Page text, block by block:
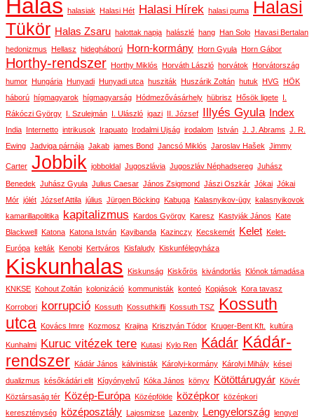
Halas halasiak Halasi Hét Halasi Hírek halasi puma
Halasi
Tükör Halas Zsaru halottak napja halászlé hang Han Solo Havasi Bertalan
hedonizmus Hellasz hidegháború Horn-kormány Horn Gyula Horn Gábor
Horthy-rendszer Horthy Miklós Horváth László horvátok Horvátország
humor Hungária Hunyadi Hunyadi utca husziták Huszárik Zoltán hutuk HVG HÖK
háború hígmagyarok hígmagyarság Hódmezővásárhely hübrisz Hősök ligete I.
Rákóczi György I. Szulejmán I. Ulászló igazi II. József Illyés Gyula Index
India Internetto intrikusok Irapuato Irodalmi Ujság irodalom István J. J. Abrams J. R.
Ewing Jadviga párnája Jakab james Bond Jancsó Miklós Jaroslav Hašek Jimmy
Carter Jobbik jobboldal Jugoszlávia Jugoszláv Néphadsereg Juhász
Benedek Juhász Gyula Julius Caesar János Zsigmond Jászi Oszkár Jókai Jókai
Mór jólét József Attila július Jürgen Böcking Kabuga Kalasnyikov-ügy kalasnyikovok
kamarillapolitika kapitalizmus Kardos György Karesz Kastyják János Kate
Blackwell Katona Katona István Kayibanda Kazinczy Kecskemét Kelet Kelet-
Európa kelták Kenobi Kertváros Kisfaludy Kiskunfélegyháza
Kiskunhalas Kiskunság Kiskőrös kivándorlás Klónok támadása
KNKSE Kohout Zoltán kolonizáció kommunisták konteó Kopjások Kora tavasz
Korrobori korrupció Kossuth Kossuthkifli Kossuth TSZ Kossuth
utca Kovács Imre Kozmosz Krajina Krisztyán Tódor Kruger-Bent Kft. kultúra
Kunhalmi Kuruc vitézek tere Kutasi Kylo Ren Kádár Kádár-
rendszer Kádár János kálvinisták Károlyi-kormány Károlyi Mihály kései
dualizmus későkádári elit Kígyónyelvű Kóka János könyv Kötöttárugyár Kövér
Köztársaság tér
Közép-Európa Középfölde középkor középkori
kereszténység
középosztály Lajosmizse Lazenby Lengyelország lengyel